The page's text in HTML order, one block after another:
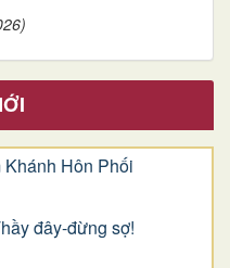
Hôn Phối
đây-đừng sợ!